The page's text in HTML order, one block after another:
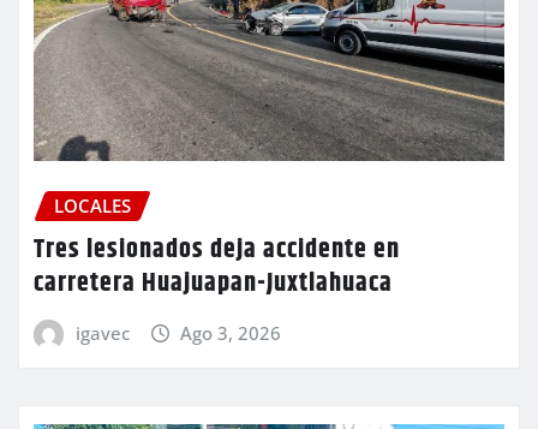
LOCALES
Tres lesionados deja accidente en
carretera Huajuapan-Juxtlahuaca
igavec Ago 3, 2026